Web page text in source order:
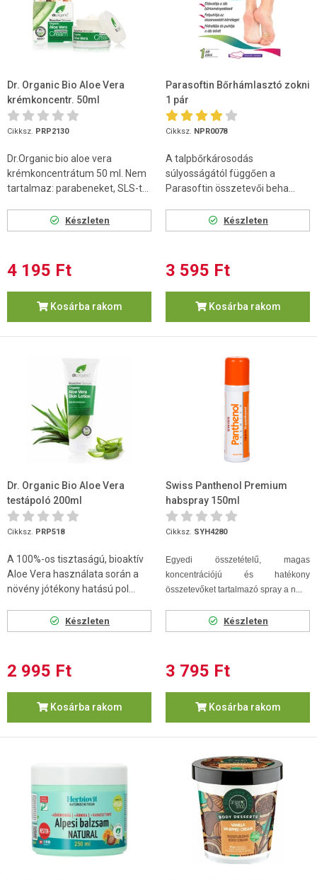
Dr. Organic Bio Aloe Vera
krémkoncentr. 50ml
Cikksz. PRP2130
Dr.Organic bio aloe vera
krémkoncentrátum 50 ml. Nem
tartalmaz: parabeneket, SLS-t...
Készleten
4 195 Ft
Kosárba rakom
Parasoftin Bőrhámlasztó zokni
1 pár
Cikksz. NPR0078
A talpbőrkárosodás
súlyosságától függően a
Parasoftin összetevői beha...
Készleten
3 595 Ft
Kosárba rakom
Dr. Organic Bio Aloe Vera
testápoló 200ml
Cikksz. PRP518
A 100%-os tisztaságú, bioaktív
Aloe Vera használata során a
növény jótékony hatású pol...
Készleten
2 995 Ft
Kosárba rakom
Swiss Panthenol Premium
habspray 150ml
Cikksz. SYH4280
Egyedi összetételű, magas
koncentrációjú és hatékony
összetevőket tartalmazó spray a n...
Készleten
3 795 Ft
Kosárba rakom